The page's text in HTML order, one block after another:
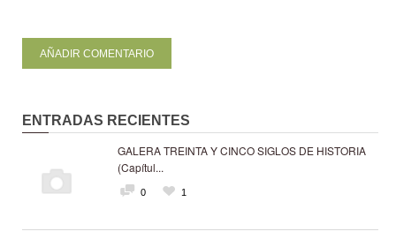
ENTRADAS RECIENTES
GALERA TREINTA Y CINCO SIGLOS DE HISTORIA
(Capítul...
0 1